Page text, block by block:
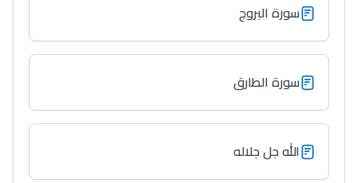
سورة البروج
سورة الطارق
الله جل جلاله